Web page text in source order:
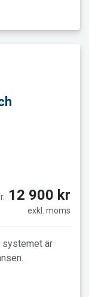
12 900 kr
exkl. moms
systemet är